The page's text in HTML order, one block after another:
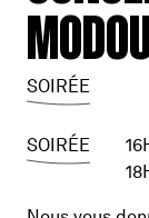
SOIRÉE
SOIRÉE